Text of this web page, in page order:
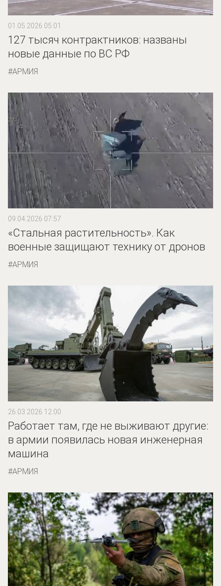
01.05.2026 05:01
127 тысяч контрактников: названы
новые данные по ВС РФ
АРМИЯ
09.04.2026 07:57
«Стальная растительность». Как
военные защищают технику от дронов
АРМИЯ
26.03.2026 12:00
Работает там, где не выживают другие:
в армии появилась новая инженерная
машина
АРМИЯ